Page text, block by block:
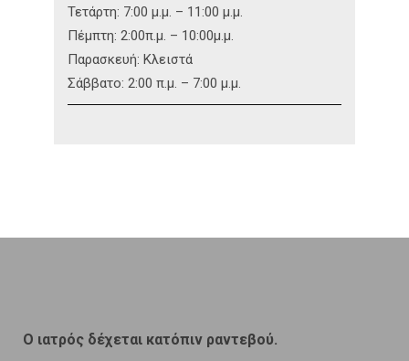
Τετάρτη: 7:00 μ.μ. – 11:00 μ.μ.
Πέμπτη: 2:00π.μ. – 10:00μ.μ.
Παρασκευή: Κλειστά
Σάββατο: 2:00 π.μ. – 7:00 μ.μ.
O ιατρός δέχεται κατόπιν ραντεβού.